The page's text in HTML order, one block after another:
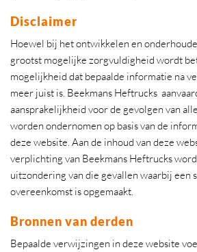
Disclaimer
Hoewel bij het ontwikkelen en
grootst mogelijke zorgvuldigheid wordt
mogelijkheid dat bepaalde informatie na
meer juist is. Beekmans Heftrucks
aansprakelijkheid voor de gevolgen van
worden ondernomen op basis van de
deze website. Aan de inhoud van deze
verplichting van Beekmans Heftrucks
uitzondering van die gevallen waarbij een
overeenkomst is opgemaakt.
Bronnen van derden
Bepaalde verwijzingen in deze website